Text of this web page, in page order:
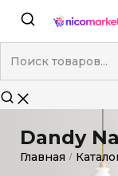
Dandy
Главная /